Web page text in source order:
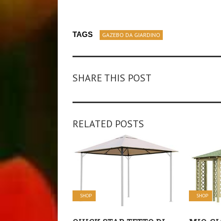
TAGS GAZEBO DA GIARDINO
SHARE THIS POST
RELATED POSTS
SHOP SHOP